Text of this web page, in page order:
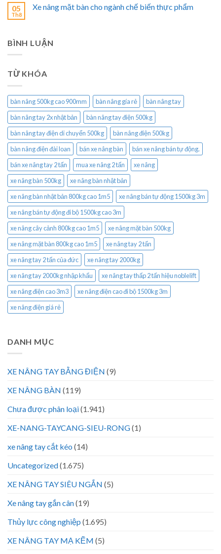
05
Th8
Xe nâng mặt bàn cho ngành chế biến thực phẩm
BÌNH LUẬN
TỪ KHÓA
bàn nâng 500kg cao 900mm bàn nâng gía rẻ
bàn nâng tay
bàn nâng tay 2x nhật bản
bàn nâng tay điện 500kg
bàn nâng tay điện di chuyển 500kg
bàn nâng điện 500kg
bàn nâng điện đài loan
bán xe nâng bàn
bán xe nâng bán tự động.
bán xe nâng tay 2 tấn
mua xe nâng 2 tấn
xe nâng
xe nâng bàn 500kg
xe nâng bàn nhật bản
xe nâng bàn nhật bản 800kg cao 1m5
xe nâng bán tự động 1500kg 3m
xe nâng bán tự động đi bộ 1500kg cao 3m
xe nâng cây cảnh 800kg cao 1m5
xe nâng mặt bàn 500kg
xe nâng mặt bàn 800kg cao 1m5
xe nâng tay 2 tấn
xe nâng tay 2 tấn của đức
xe nâng tay 2000kg
xe nâng tay 2000kg nhập khẩu
xe nâng tay thấp 2 tấn hiệu noblelift
xe nâng điện cao 3m3
xe nâng điện cao đi bộ 1500kg 3m
xe nâng điện giá rẻ
DANH MỤC
XE NÂNG TAY BẰNG ĐIỆN (9)
XE NÂNG BÀN (119)
Chưa được phân loại(1.941)
XE-NANG-TAYCANG-SIEU-RONG(1)
xe nâng tay cắt kéo (14)
Uncategorized(1.675)
XE NÂNG TAY SIÊU NGẮN (5)
Xe nâng tay gắn cân(19)
Thủy lực công nghiệp (1.695)
XE NÂNG TAY MẠ KẼM (5)